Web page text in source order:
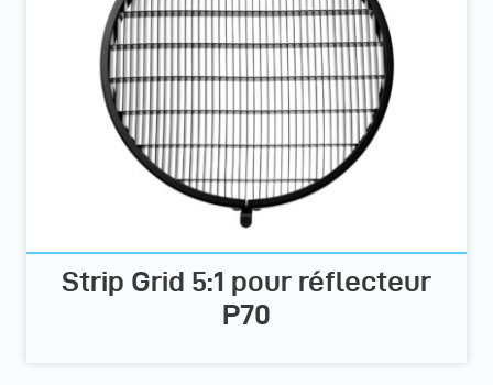
Strip Grid 5:1 pour réflecteur
P70